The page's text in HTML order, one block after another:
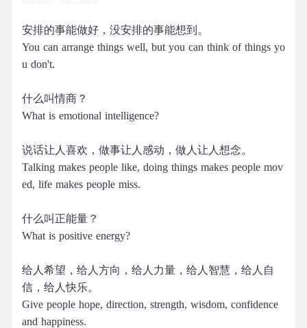
安排的事能做好，没安排的事能想到。
You can arrange things well, but you can think of things yo
u don't.
什么叫情商？
What is emotional intelligence?
说话让人喜欢，做事让人感动，做人让人想念。
Talking makes people like, doing things makes people mov
ed, life makes people miss.
什么叫正能量？
What is positive energy?
给人希望，给人方向，给人力量，给人智慧，给人自
信，给人快乐。 ​​​​
Give people hope, direction, strength, wisdom, confidence
and happiness. ​​​​